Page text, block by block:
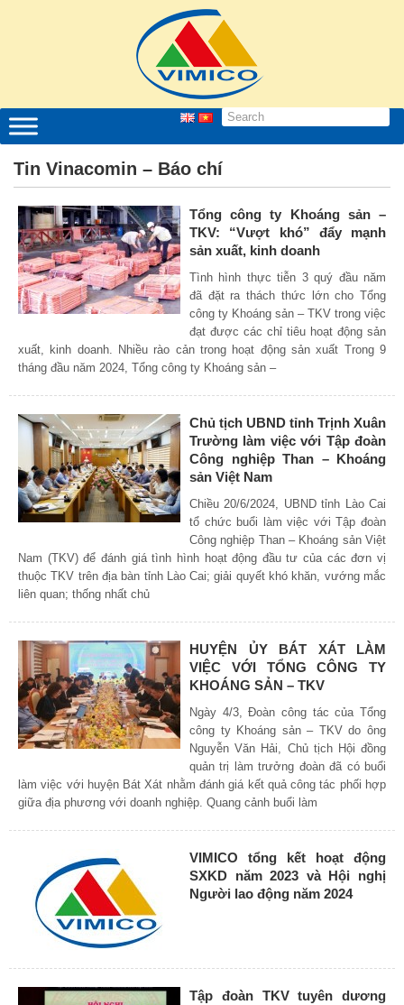
Tin Vinacomin – Báo chí
Tổng công ty Khoáng sản –
TKV: “Vượt khó” đẩy mạnh
sản xuất, kinh doanh
Tình hình thực tiễn 3 quý đầu năm
đã đặt ra thách thức lớn cho Tổng
công ty Khoáng sản – TKV trong việc
đạt được các chỉ tiêu hoạt động sản
xuất, kinh doanh. Nhiều rào cản trong hoạt động sản xuất Trong 9
tháng đầu năm 2024, Tổng công ty Khoáng sản –
Chủ tịch UBND tỉnh Trịnh Xuân
Trường làm việc với Tập đoàn
Công nghiệp Than – Khoáng
sản Việt Nam
Chiều 20/6/2024, UBND tỉnh Lào Cai
tổ chức buổi làm việc với Tập đoàn
Công nghiệp Than – Khoáng sản Việt
Nam (TKV) để đánh giá tình hình hoạt động đầu tư của các đơn vị
thuộc TKV trên địa bàn tỉnh Lào Cai; giải quyết khó khăn, vướng mắc
liên quan; thống nhất chủ
HUYỆN ỦY BÁT XÁT LÀM
VIỆC VỚI TỔNG CÔNG TY
KHOÁNG SẢN – TKV
Ngày 4/3, Đoàn công tác của Tổng
công ty Khoáng sản – TKV do ông
Nguyễn Văn Hải, Chủ tịch Hội đồng
quản trị làm trưởng đoàn đã có buổi
làm việc với huyện Bát Xát nhằm đánh giá kết quả công tác phối hợp
giữa địa phương với doanh nghiệp. Quang cảnh buổi làm
VIMICO tổng kết hoạt động
SXKD năm 2023 và Hội nghị
Người lao động năm 2024
Tập đoàn TKV tuyên dương